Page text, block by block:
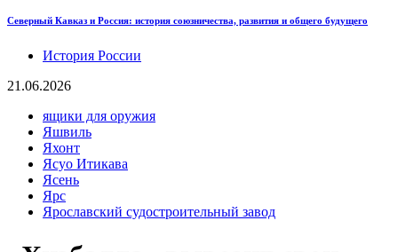
Северный Кавказ и Россия: история союзничества, развития и общего будущего
История России
21.06.2026
ящики для оружия
Яшвиль
Яхонт
Ясуо Итикава
Ясень
Ярс
Ярославский судостроительный завод